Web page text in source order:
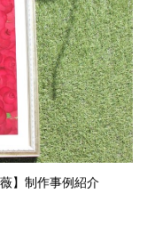
】制作事例紹介